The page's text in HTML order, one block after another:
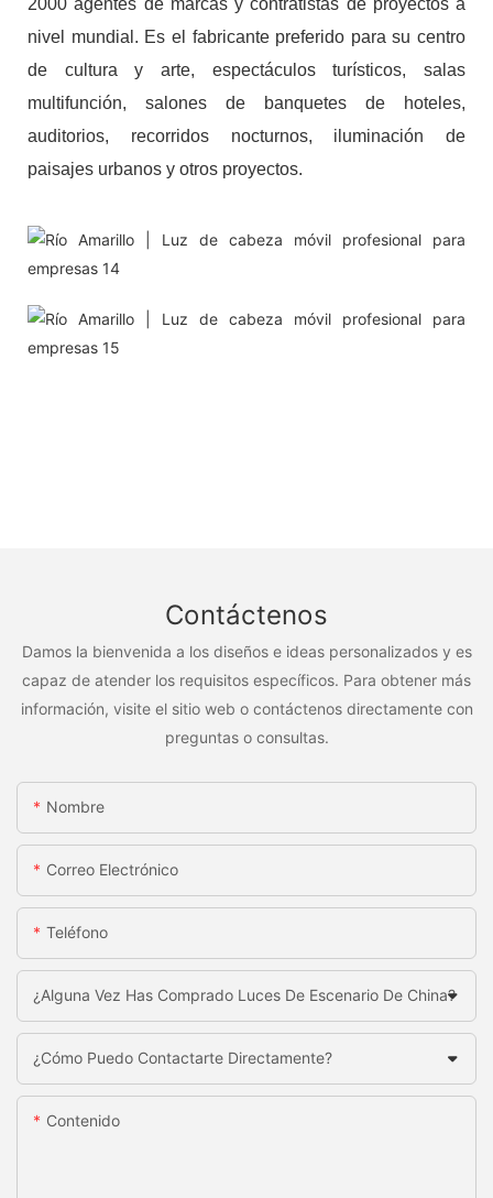
nivel mundial. Es el fabricante preferido para su centro
de cultura y arte, espectáculos turísticos, salas
multifunción, salones de banquetes de hoteles,
auditorios, recorridos nocturnos, iluminación de
paisajes urbanos y otros proyectos.
Contáctenos
Damos la bienvenida a los diseños e ideas personalizados y es
capaz de atender los requisitos específicos. Para obtener más
información, visite el sitio web o contáctenos directamente con
preguntas o consultas.
Nombre
Correo Electrónico
Teléfono
¿Alguna Vez Has Comprado Luces De Escenario De China?
¿Cómo Puedo Contactarte Directamente?
Contenido